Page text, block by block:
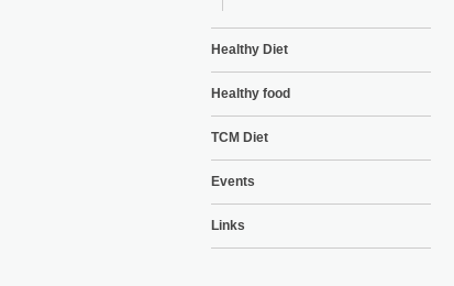
Healthy Diet
Healthy food
TCM Diet
Events
Links